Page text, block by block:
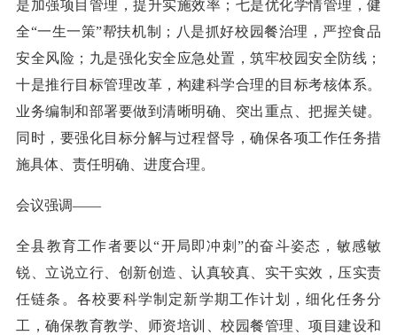
是加强项目管理，提升实施效率；七是优化学情管理，健
全“一生一策”帮扶机制；八是抓好校园餐治理，严控食品
安全风险；九是强化安全应急处置，筑牢校园安全防线；
十是推行目标管理改革，构建科学合理的目标考核体系。
业务编制和部署要做到清晰明确、突出重点、把握关键。
同时，要强化目标分解与过程督导，确保各项工作任务措
施具体、责任明确、进度合理。
会议强调——
全县教育工作者要以“开局即冲刺”的奋斗姿态，敏感敏
锐、立说立行、创新创造、认真较真、实干实效，压实责
任链条。各校要科学制定新学期工作计划，细化任务分
工，确保教育教学、师资培训、校园餐管理、项目建设和